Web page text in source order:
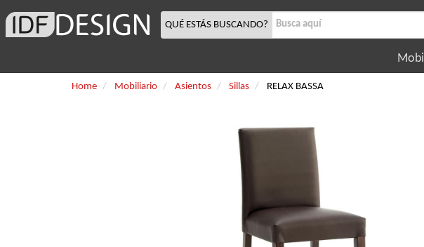
QUÉ ESTÁS BUSCANDO?
Home Mobiliario Asientos Sillas RELAX BASSA